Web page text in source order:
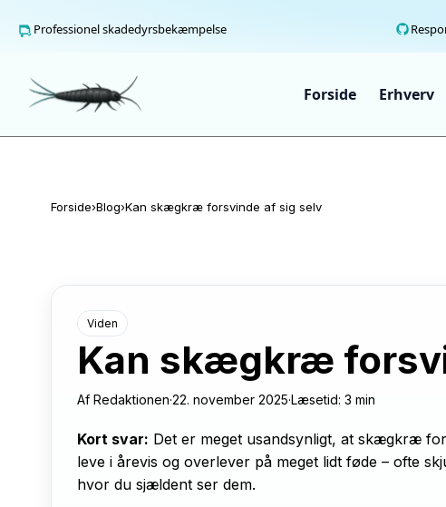
Professionel skadedyrsbekæmpelse
Spring til indhold
Forside
Erhverv
Forside›Blog›Kan skægkræ forsvinde af sig selv
Viden
Kan skægkræ
Af Redaktionen·22. november 2025·Læsetid: 3 min
Kort svar: Det er meget usandsynligt, at skægkræ
leve i årevis og overlever på meget lidt føde – ofte
hvor du sjældent ser dem.